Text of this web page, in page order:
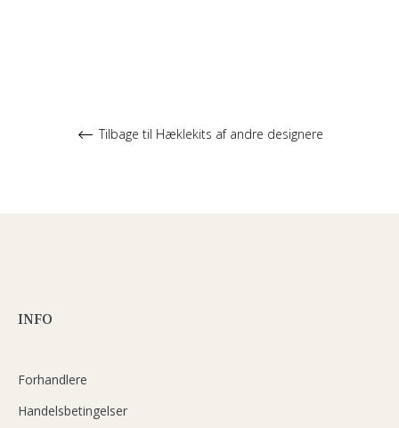
Tilbage til Hæklekits af andre designere
INFO
Forhandlere
Handelsbetingelser